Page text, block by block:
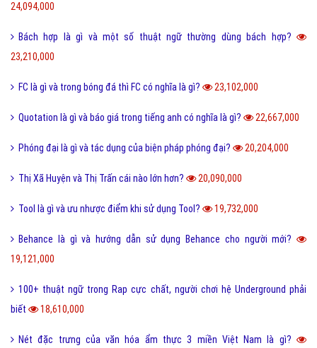
24,094,000
Bách hợp là gì và một số thuật ngữ thường dùng bách hợp?
23,210,000
FC là gì và trong bóng đá thì FC có nghĩa là gì? 23,102,000
Quotation là gì và báo giá trong tiếng anh có nghĩa là gì? 22,667,000
Phóng đại là gì và tác dụng của biện pháp phóng đại? 20,204,000
Thị Xã Huyện và Thị Trấn cái nào lớn hơn? 20,090,000
Tool là gì và ưu nhược điểm khi sử dụng Tool? 19,732,000
Behance là gì và hướng dẫn sử dụng Behance cho người mới?
19,121,000
100+ thuật ngữ trong Rap cực chất, người chơi hệ Underground phải
biết
18,610,000
Nét đặc trưng của văn hóa ẩm thực 3 miền Việt Nam là gì?